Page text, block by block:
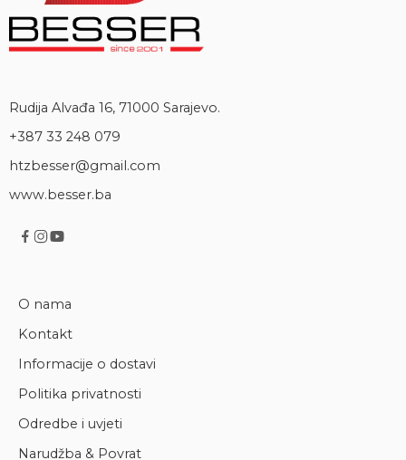
Rudija Alvađa 16, 71000 Sarajevo.
+387 33 248 079
htzbesser@gmail.com
www.besser.ba
O nama
Kontakt
Informacije o dostavi
Politika privatnosti
Odredbe i uvjeti
Narudžba & Povrat